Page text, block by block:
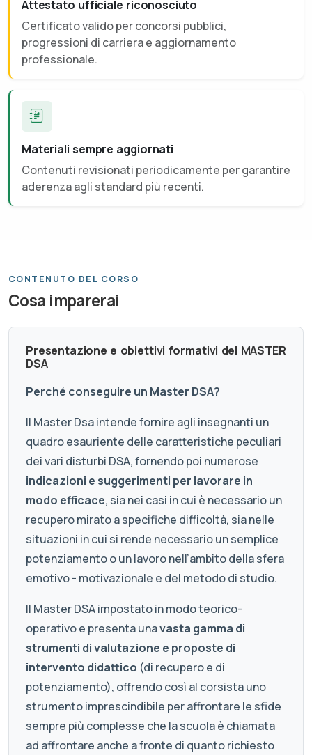
Attestato ufficiale riconosciuto
Certificato valido per concorsi pubblici,
progressioni di carriera e aggiornamento
professionale.
Materiali sempre aggiornati
Contenuti revisionati periodicamente per garantire
aderenza agli standard più recenti.
CONTENUTO DEL CORSO
Cosa imparerai
Presentazione e obiettivi formativi del MASTER
DSA
Perché conseguire un Master DSA?
Il Master Dsa intende fornire agli insegnanti un
quadro esauriente delle caratteristiche peculiari
dei vari disturbi DSA, fornendo poi numerose
indicazioni e suggerimenti per lavorare in
modo efficace, sia nei casi in cui è necessario un
recupero mirato a specifiche difficoltà, sia nelle
situazioni in cui si rende necessario un semplice
potenziamento o un lavoro nell’ambito della sfera
emotivo - motivazionale e del metodo di studio.
Il Master DSA impostato in modo teorico-
operativo e presenta unavasta gamma di
strumenti di valutazione e proposte di
intervento didattico (di recupero e di
potenziamento), offrendo così al corsista uno
strumento imprescindibile per affrontare le sfide
sempre più complesse che la scuola è chiamata
ad affrontare anche a fronte di quanto richiesto